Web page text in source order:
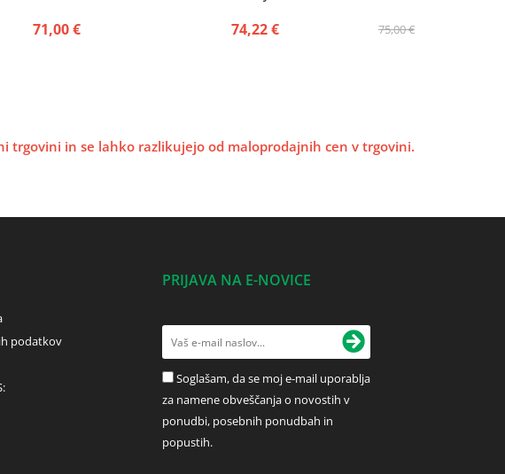
71,00 € 75,00 €
74,22 €
trgovini in se lahko razlikujejo od maloprodajnih cen v trgovini.
podatkov
PRIJAVA NA E-NOVICE
Soglašam, da se moj e-mail uporablja
za namene obveščanja o novostih v
ponudbi, posebnih ponudbah in
popustih.